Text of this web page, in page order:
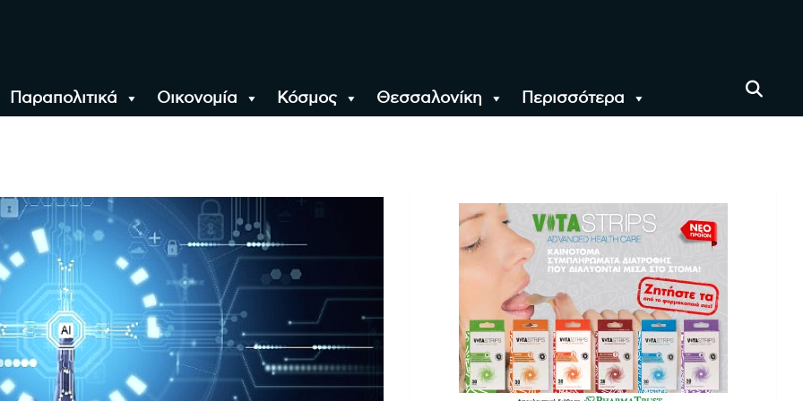
Παραπολιτικά Οικονομία Κόσμος Θεσσαλονίκη Περισσότερα